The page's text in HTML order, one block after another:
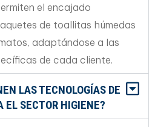
el encajado
de toallitas húmedas
adaptándose a las
de cada cliente.
LAS TECNOLOGÍAS DE
EL SECTOR HIGIENE?